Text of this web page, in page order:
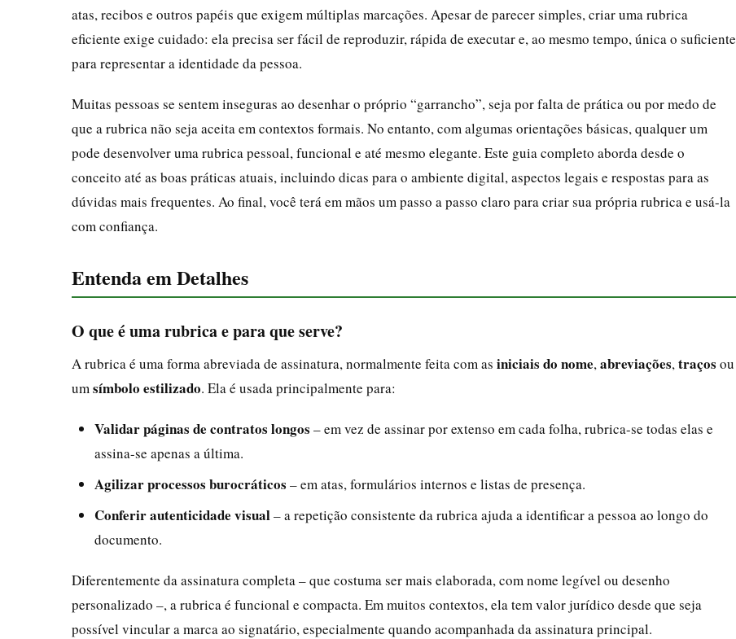
atas, recibos e outros papéis que exigem múltiplas marcações. Apesar de parecer simples, criar uma rubrica
eficiente exige cuidado: ela precisa ser fácil de reproduzir, rápida de executar e, ao mesmo tempo, única o suficiente
para representar a identidade da pessoa.
Muitas pessoas se sentem inseguras ao desenhar o próprio “garrancho”, seja por falta de prática ou por medo de
que a rubrica não seja aceita em contextos formais. No entanto, com algumas orientações básicas, qualquer um
pode desenvolver uma rubrica pessoal, funcional e até mesmo elegante. Este guia completo aborda desde o
conceito até as boas práticas atuais, incluindo dicas para o ambiente digital, aspectos legais e respostas para as
dúvidas mais frequentes. Ao final, você terá em mãos um passo a passo claro para criar sua própria rubrica e usá-la
com confiança.
Entenda em Detalhes
O que é uma rubrica e para que serve?
A rubrica é uma forma abreviada de assinatura, normalmente feita com as iniciais do nome, abreviações, traços ou
um símbolo estilizado. Ela é usada principalmente para:
Validar páginas de contratos longos – em vez de assinar por extenso em cada folha, rubrica-se todas elas e
assina-se apenas a última.
Agilizar processos burocráticos – em atas, formulários internos e listas de presença.
Conferir autenticidade visual– a repetição consistente da rubrica ajuda a identificar a pessoa ao longo do
documento.
Diferentemente da assinatura completa – que costuma ser mais elaborada, com nome legível ou desenho
personalizado –, a rubrica é funcional e compacta. Em muitos contextos, ela tem valor jurídico desde que seja
possível vincular a marca ao signatário, especialmente quando acompanhada da assinatura principal.